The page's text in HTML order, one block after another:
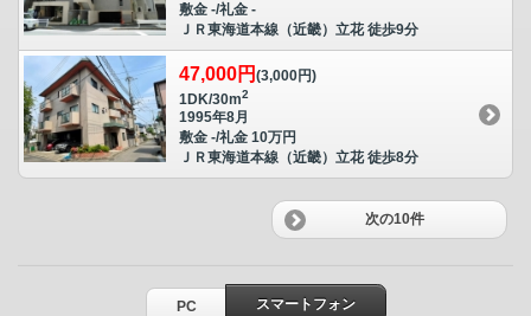
敷金 -/礼金 -
ＪＲ東海道本線（近畿）立花 徒歩9分
47,000円 (3,000円)
1DK/30m2
1995年8月
敷金 -/礼金 10万円
ＪＲ東海道本線（近畿）立花 徒歩8分
次の10件
PC スマートフォン